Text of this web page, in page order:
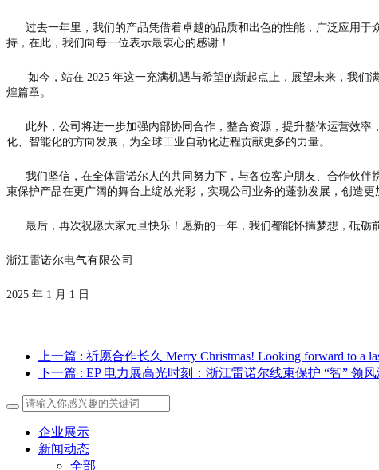
过去一年里，我们的产品凭借着卓越的品质和出色的性能，广泛应用于
持，在此，我们向每一位表示最衷心的感谢！
如今，站在 2025 年这一充满机遇与希望的新起点上，展望未来，我
煌篇章。
此外，公司将进一步加强内部协同合作，整合资源，提升整体运营效率
化、智能化的方向发展，为全球工业自动化进程贡献更多的力量。
我们坚信，在全体雷诺尔人的共同努力下，与各位客户朋友、合作伙伴
束保护产品在更广阔的舞台上绽放光彩，实现公司业务的蓬勃发展，创造更
最后，再次祝愿大家元旦快乐！愿新的一年，我们都能怀揣梦想，砥砺
浙江雷诺尔电气有限公司
2025 年 1 月 1 日
上一篇 : 祈愿合作长久 Merry Christmas! Looking forward to a
下一篇 : EP 电力展高光时刻：浙江雷诺尔线束保护 “智” 领风
企业展示
新闻动态
全部